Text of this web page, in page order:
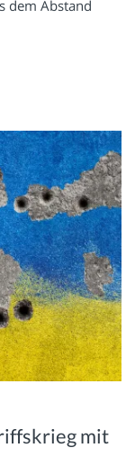
dem Abstand
mit